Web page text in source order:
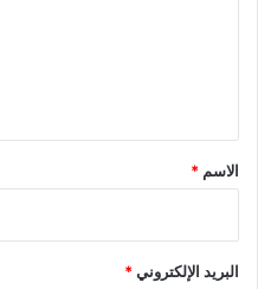
*
الاسم *
البريد الإلكتروني*